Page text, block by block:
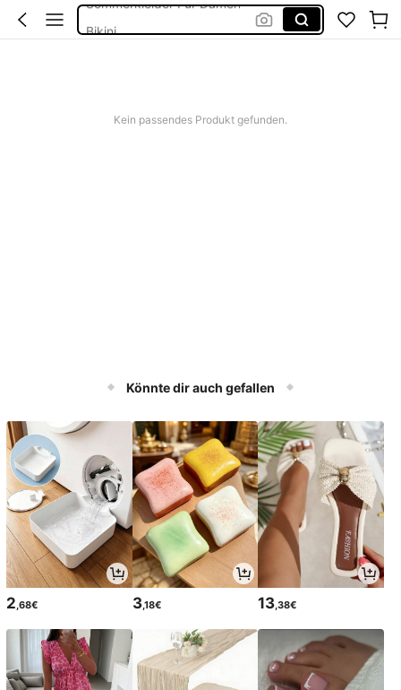
Kein passendes Produkt gefunden.
Könnte dir auch gefallen
2 ,68€ 3,18€ 13 ,38€